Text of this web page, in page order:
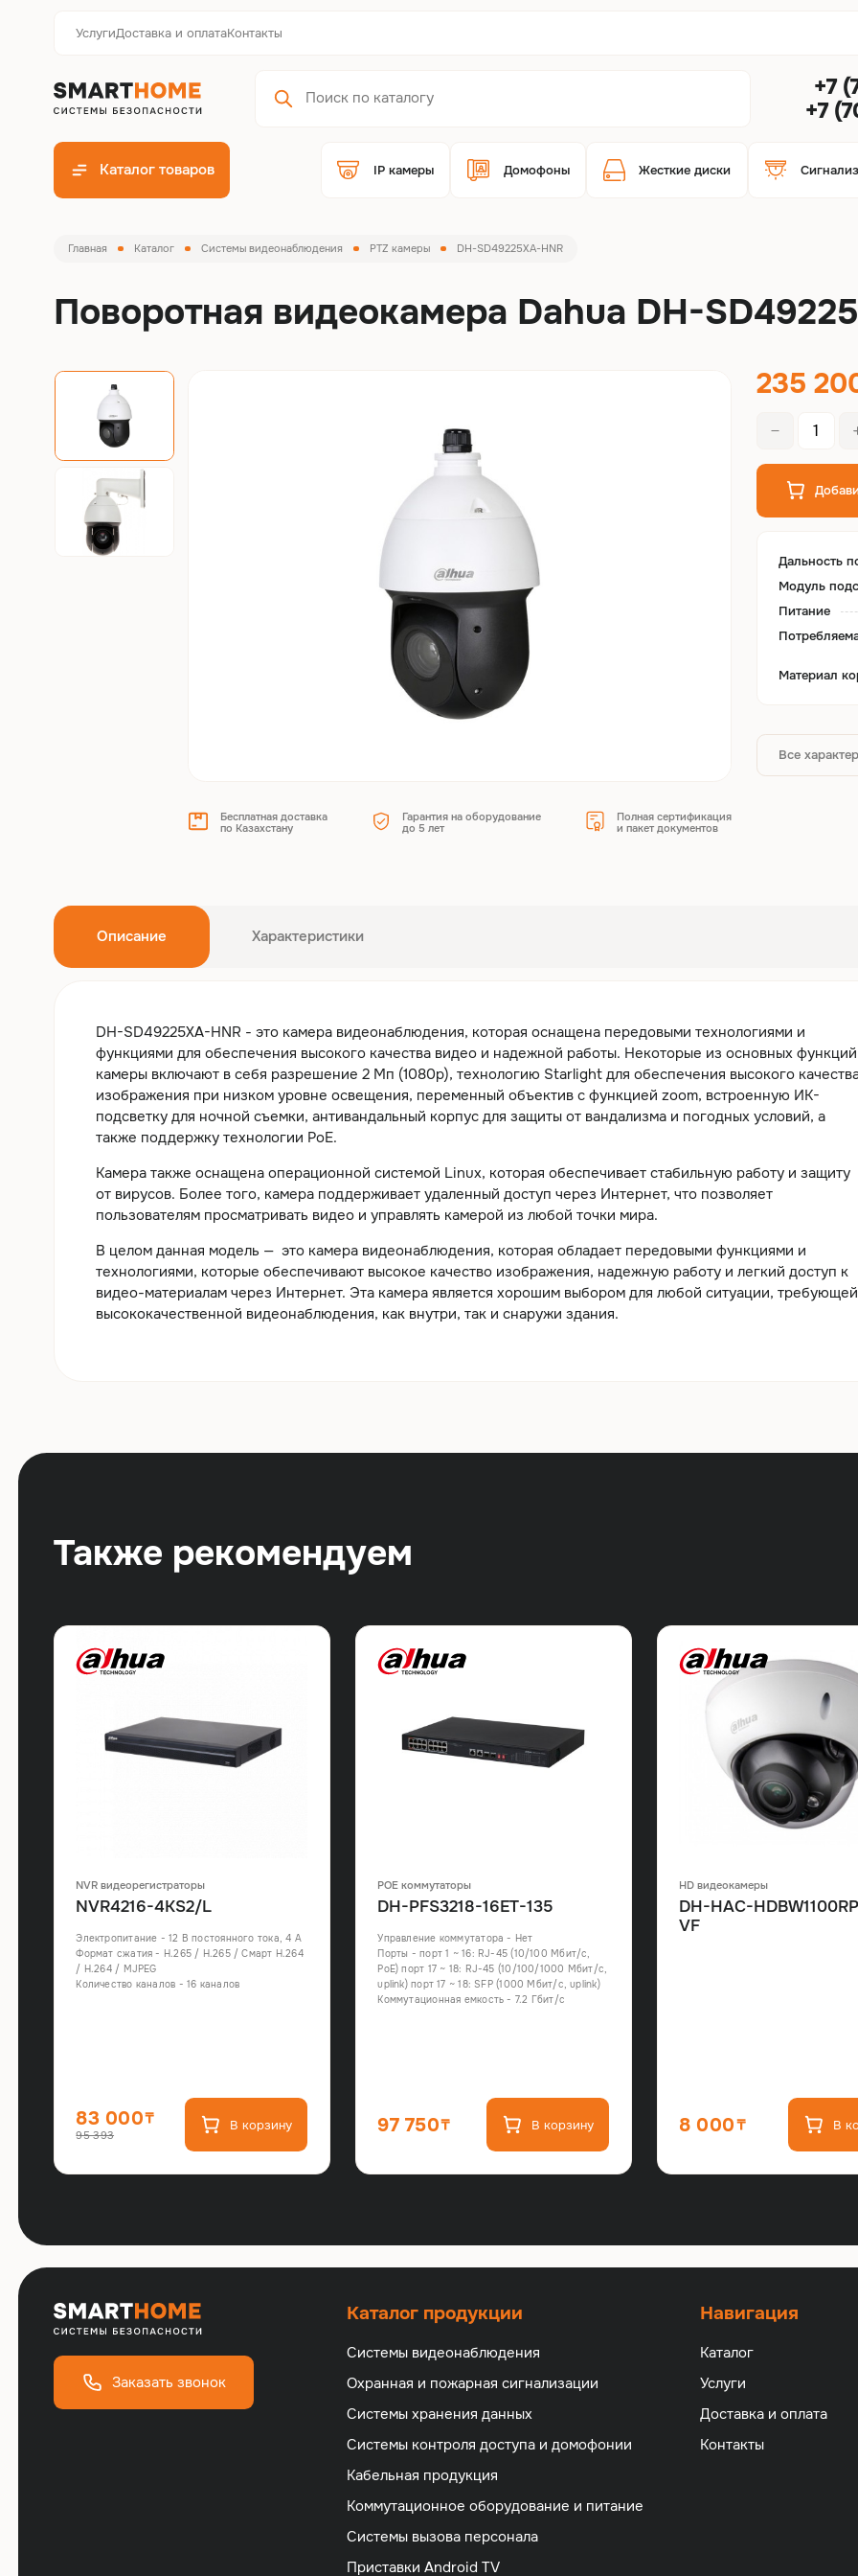
УслугиДоставка и оплатаКонтакты
+7
+7
Каталог товаров IP камеры Домофоны Жесткие диски
Главная Каталог Системы видеонаблюдения PTZ камеры DH-SD49225XA-HNR
Поворотная видеокамера Dahua DH-
Бесплатная доставка
по Казахстану
Гарантия на оборудование
до 5 лет
Полная сертификация
и пакет документов
235
Дальность
Модуль
Питание
Материал
Все
Описание Характеристики
DH-SD49225XA-HNR - это камера видеонаблюдения, которая оснащена передовыми технологиями и
функциями для обеспечения высокого качества видео и надежной работы. Некоторые из основных функций
камеры включают в себя разрешение 2 Мп (1080p), технологию Starlight для обеспечения высокого
изображения при низком уровне освещения, переменный объектив с функцией zoom, встроенную ИК-
подсветку для ночной съемки, антивандальный корпус для защиты от вандализма и погодных условий, а
также поддержку технологии PoE.
Камера также оснащена операционной системой Linux, которая обеспечивает стабильную работу и защиту
от вирусов. Более того, камера поддерживает удаленный доступ через Интернет, что позволяет
пользователям просматривать видео и управлять камерой из любой точки мира.
В целом данная модель — это камера видеонаблюдения, которая обладает передовыми функциями и
технологиями, которые обеспечивают высокое качество изображения, надежную работу и легкий доступ к
видео-материалам через Интернет. Эта камера является хорошим выбором для любой ситуации, требующей
высококачественной видеонаблюдения, как внутри, так и снаружи здания.
Также рекомендуем
NVR видеорегистраторы
NVR4216-4KS2/L
Электропитание - 12 В постоянного тока, 4 А
Формат сжатия - H.265 / H.265 / Смарт H.264
/ H.264 / MJPEG
Количество каналов - 16 каналов
83 000
95 393
В корзину
POE коммутаторы
DH-PFS3218-16ET-135
Управление коммутатора - Нет
Порты - порт 1 ~ 16: RJ-45 (10/100 Мбит/с,
PoE) порт 17 ~ 18: RJ-45 (10/100/1000 Мбит/с,
uplink) порт 17 ~ 18: SFP (1000 Мбит/с, uplink)
Коммутационная емкость - 7.2 Гбит/с
97 750 В корзину
HD видеокамеры
DH-HAC-
VF
8 000 В
Заказать звонок
Каталог продукции
Системы видеонаблюдения
Охранная и пожарная сигнализации
Cистемы хранения данных
Cистемы контроля доступа и домофонии
Кабельная продукция
Коммутационное оборудование и питание
Cистемы вызова персонала
Приставки Android TV
Навигация
Каталог
Услуги
Доставка и оплата
Контакты